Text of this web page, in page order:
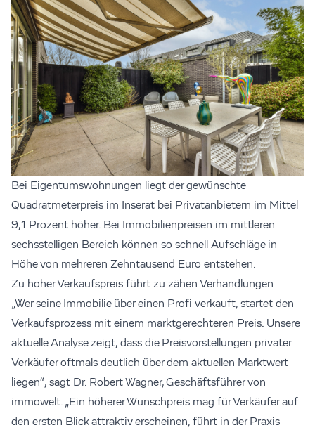
Bei Eigentumswohnungen liegt der gewünschte
Quadratmeterpreis im Inserat bei Privatanbietern im Mittel
9,1 Prozent höher. Bei Immobilienpreisen im mittleren
sechsstelligen Bereich können so schnell Aufschläge in
Höhe von mehreren Zehntausend Euro entstehen.
Zu hoher Verkaufspreis führt zu zähen Verhandlungen
„Wer seine Immobilie über einen Profi verkauft, startet den
Verkaufsprozess mit einem marktgerechteren Preis. Unsere
aktuelle Analyse zeigt, dass die Preisvorstellungen privater
Verkäufer oftmals deutlich über dem aktuellen Marktwert
liegen“, sagt Dr. Robert Wagner, Geschäftsführer von
immowelt. „Ein höherer Wunschpreis mag für Verkäufer auf
den ersten Blick attraktiv erscheinen, führt in der Praxis